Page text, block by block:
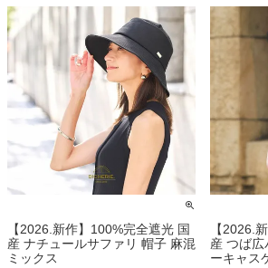
【2026.新作】100%完全遮光 国
産 ナチュールサファリ 帽子 麻混
ミックス
【2026.
産 つば
ーキャス